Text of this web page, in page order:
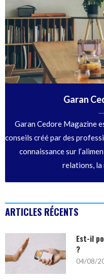
Garan
Garan Cedore Magazine
conseils créé par des
connaissance sur
relations, la
ARTICLES RÉCENTS
Est-il
?
04/08/